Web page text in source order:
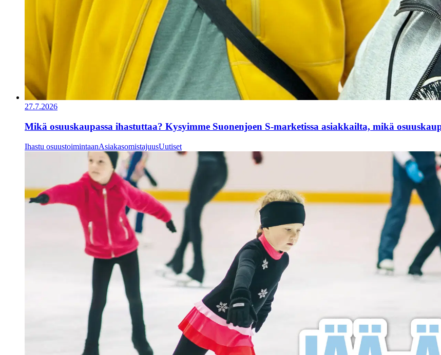
27.7.2026
Mikä osuuskaupassa ihastuttaa? Kysyimme Suonenjoen S-marketissa asiakkailta, mikä
Ihastu osuustoimintaanAsiakasomistajuusUutiset